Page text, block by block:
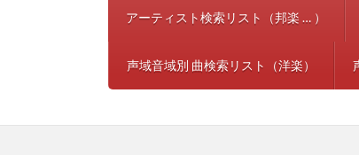
アーティスト検索リスト（邦楽 … ）
声域音域別 曲検索リスト（洋楽）